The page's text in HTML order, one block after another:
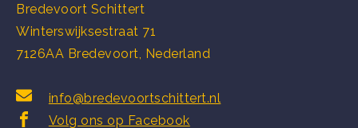
Bredevoort Schittert
Winterswijksestraat 71
7126AA Bredevoort, Nederland
info@bredevoortschittert.nl
Volg ons op Facebook